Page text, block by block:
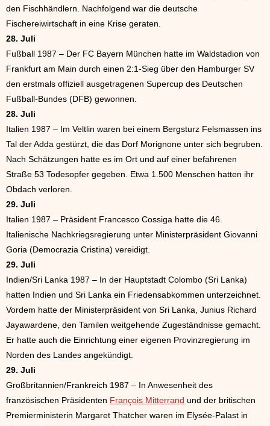
den Fischhändlern. Nachfolgend war die deutsche
Fischereiwirtschaft in eine Krise geraten.
28. Juli
Fußball 1987 – Der FC Bayern München hatte im Waldstadion von
Frankfurt am Main durch einen 2:1-Sieg über den Hamburger SV
den erstmals offiziell ausgetragenen Supercup des Deutschen
Fußball-Bundes (DFB) gewonnen.
28. Juli
Italien 1987 – Im Veltlin waren bei einem Bergsturz Felsmassen ins
Tal der Adda gestürzt, die das Dorf Morignone unter sich begruben.
Nach Schätzungen hatte es im Ort und auf einer befahrenen
Straße 53 Todesopfer gegeben. Etwa 1.500 Menschen hatten ihr
Obdach verloren.
29. Juli
Italien 1987 – Präsident Francesco Cossiga hatte die 46.
Italienische Nachkriegsregierung unter Ministerpräsident Giovanni
Goria (Democrazia Cristina) vereidigt.
29. Juli
Indien/Sri Lanka 1987 – In der Hauptstadt Colombo (Sri Lanka)
hatten Indien und Sri Lanka ein Friedensabkommen unterzeichnet.
Vordem hatte der Ministerpräsident von Sri Lanka, Junius Richard
Jayawardene, den Tamilen weitgehende Zugeständnisse gemacht.
Er hatte auch die Einrichtung einer eigenen Provinzregierung im
Norden des Landes angekündigt.
29. Juli
Großbritannien/Frankreich 1987 – In Anwesenheit des
französischen Präsidenten François Mitterrand und der britischen
Premierministerin Margaret Thatcher waren im Elysée-Palast in